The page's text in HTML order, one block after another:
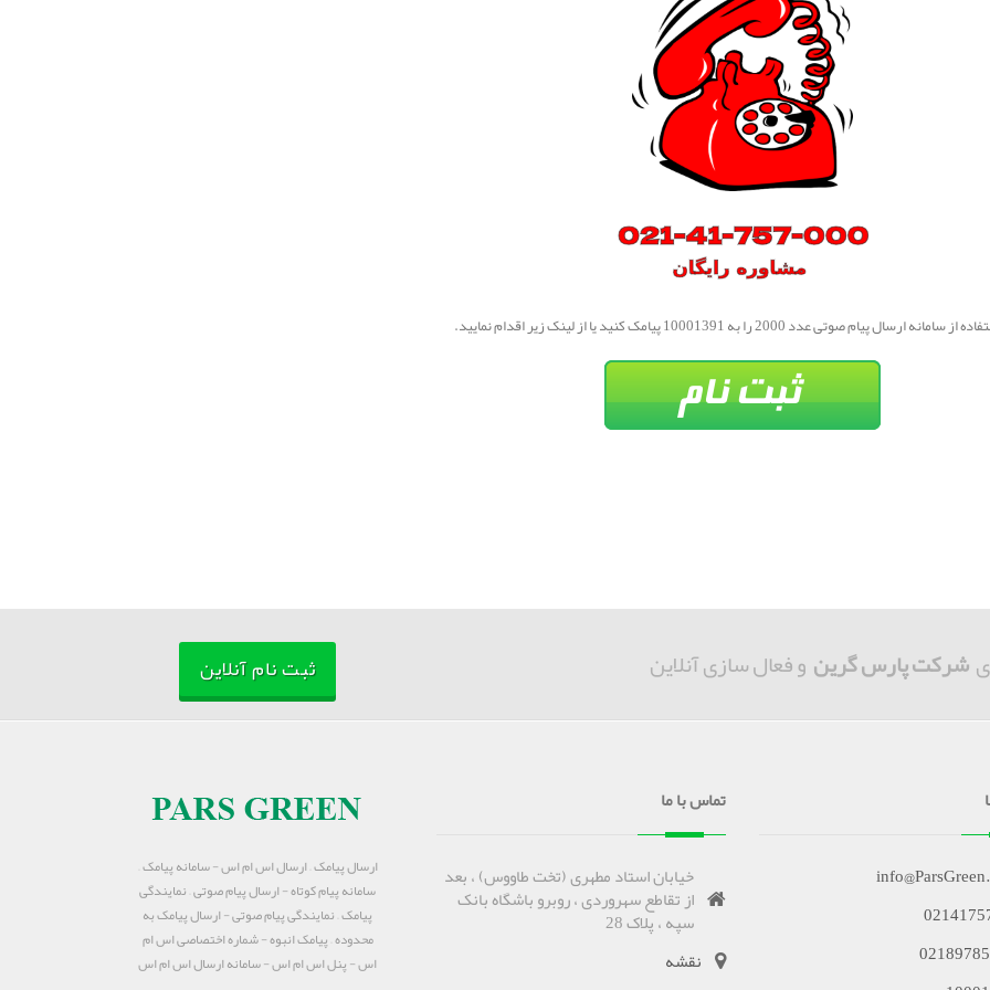
ارسال پیام صوتی عدد 2000 را به 10001391 پیامک کنید یا از لینک زیر اقدام نمایید.
شرکت پارس گرین و فعال سازی آنلاین ثبت نام آنلاین
تماس با ما
خیابان استاد مطهری (تخت طاووس) ، بعد
از تقاطع سهروردی ، روبرو باشگاه بانک
سپه ، پلاک 28
نقشه
ارسال پیامک – ارسال اس ام اس - سامانه پیامک –
سامانه پیام کوتاه - ارسال پیام صوتی – نمایندگی
پیامک – نمایندگی پیام صوتی - ارسال پیامک به
محدوده – پیامک انبوه - شماره اختصاصی اس ام
اس - پنل اس ام اس - سامانه ارسال اس ام اس